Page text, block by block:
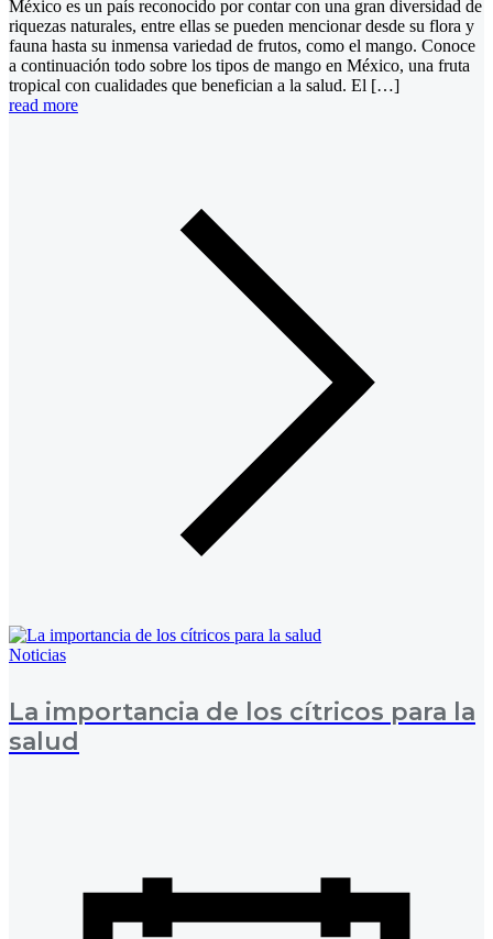
México es un país reconocido por contar con una gran diversidad de
riquezas naturales, entre ellas se pueden mencionar desde su flora y
fauna hasta su inmensa variedad de frutos, como el mango. Conoce
a continuación todo sobre los tipos de mango en México, una fruta
tropical con cualidades que benefician a la salud. El […]
read more
Noticias
La importancia de los cítricos para la
salud